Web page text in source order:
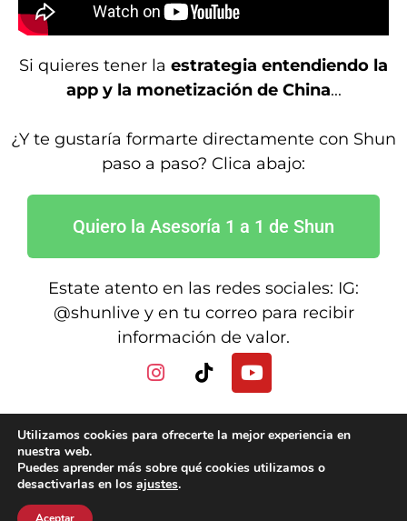
Si quieres tener la estrategia entendiendo la
app y la monetización de China...
¿Y te gustaría formarte directamente con Shun
paso a paso? Clica abajo:
Quiero la Asesoría 1 a 1 de Shun
Estate atento en las redes sociales: IG:
@shunlive y en tu correo para recibir
información de valor.
© Copyright 2022. Todos los derechos reservados |
Utilizamos cookies para ofrecerte la mejor experiencia en
nuestra web.
Puedes aprender más sobre qué cookies utilizamos o
desactivarlas en los ajustes.